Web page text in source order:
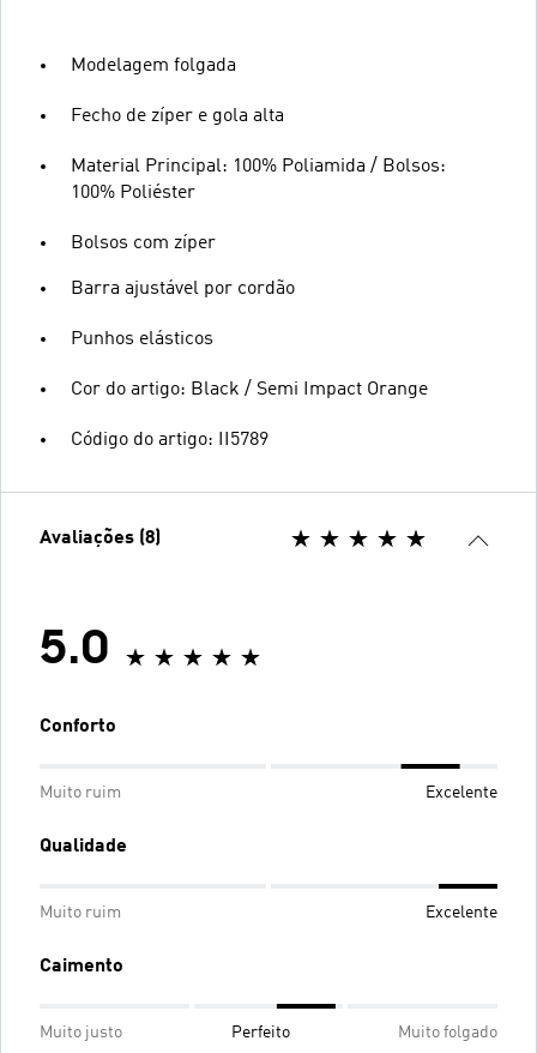
Modelagem folgada
Fecho de zíper e gola alta
Material Principal: 100% Poliamida / Bolsos:
100% Poliéster
Bolsos com zíper
Barra ajustável por cordão
Punhos elásticos
Cor do artigo: Black / Semi Impact Orange
Código do artigo: II5789
Avaliações (8)
5.0
Conforto
Muito ruim Excelente
Qualidade
Muito ruim Excelente
Caimento
Muito justo Perfeito Muito folgado